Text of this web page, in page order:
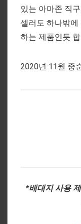
있는 아마존 직
셀러도 하나밖
하는 제품인듯
2020년 11월 중
*배대지 사용